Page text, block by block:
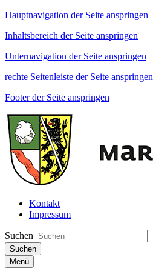
Hauptnavigation der Seite anspringen
Inhaltsbereich der Seite anspringen
Unternavigation der Seite anspringen
rechte Seitenleiste der Seite anspringen
Footer der Seite anspringen
Kontakt
Impressum
Suchen
Suchen
Menü